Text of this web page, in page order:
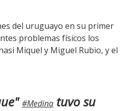
del uruguayo en su primer
problemas físicos los
Miquel y Miguel Rubio, y el
#Medina tuvo su